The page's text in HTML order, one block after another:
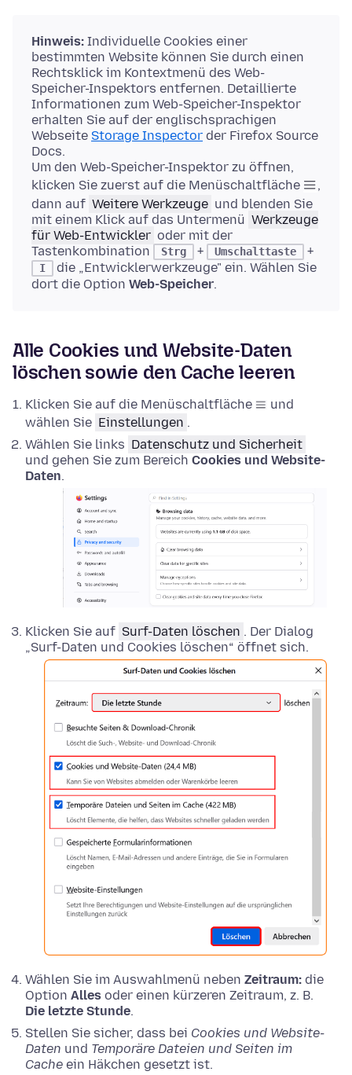
Hinweis: Individuelle Cookies einer
bestimmten Website können Sie durch einen
Rechtsklick im Kontextmenü des Web-
Speicher-Inspektors entfernen. Detaillierte
Informationen zum Web-Speicher-Inspektor
erhalten Sie auf der englischsprachigen
Webseite Storage Inspector der Firefox Source
Docs.
Um den Web-Speicher-Inspektor zu öffnen,
klicken Sie zuerst auf die Menüschaltfläche
,
dann auf Weitere Werkzeuge und blenden Sie
mit einem Klick auf das Untermenü Werkzeuge
für Web-Entwickler oder mit der
Tastenkombination
Strg + Umschalttaste +
I
die „Entwicklerwerkzeuge" ein. Wählen Sie
dort die Option Web-Speicher.
Alle Cookies und Website-Daten
löschen sowie den Cache leeren
Klicken Sie auf die Menüschaltfläche
und
wählen Sie Einstellungen .
Wählen Sie links Datenschutz und Sicherheit
und gehen Sie zum Bereich Cookies und Website-
Daten.
Klicken Sie auf Surf-Daten löschen . Der Dialog
„Surf-Daten und Cookies löschen“ öffnet sich.
Wählen Sie im Auswahlmenü neben Zeitraum: die
Option Alles oder einen kürzeren Zeitraum, z. B.
Die letzte Stunde.
Stellen Sie sicher, dass bei Cookies und Website-
Daten und Temporäre Dateien und Seiten im
Cache ein Häkchen gesetzt ist.